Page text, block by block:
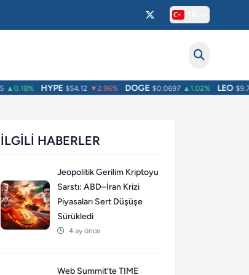
HYPE $54.12 ▼2.96% DOGE $0.0697 ▲1.02% LEO $9.75
İLGILI HABERLER
Jeopolitik Gerilim Kriptoyu
Sarstı: ABD–İran Krizi
Piyasaları Sert Düşüşe
Sürükledi
4 ay önce
Web Summit’te TIME